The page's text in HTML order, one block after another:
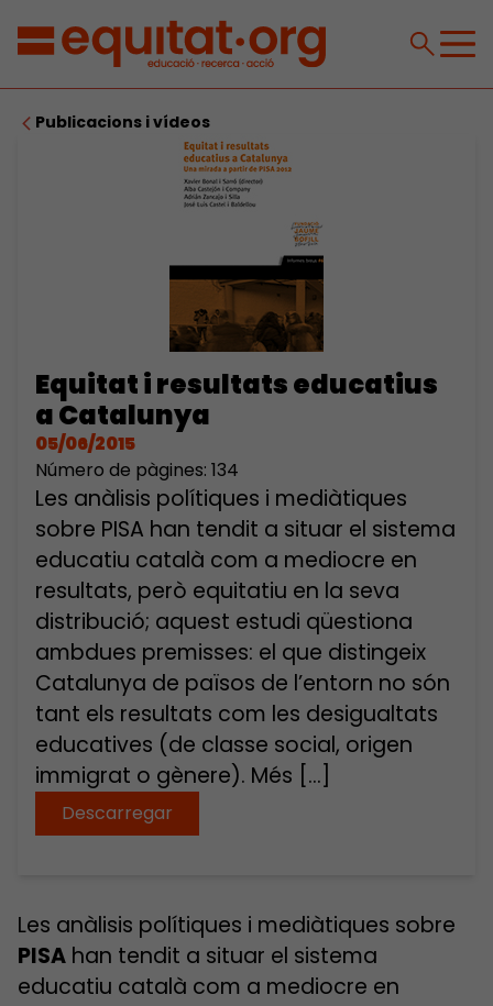
Publicacions i vídeos
Equitat i resultats educatius
a Catalunya
05/06/2015
Número de pàgines: 134
Les anàlisis polítiques i mediàtiques
sobre PISA han tendit a situar el sistema
educatiu català com a mediocre en
resultats, però equitatiu en la seva
distribució; aquest estudi qüestiona
ambdues premisses: el que distingeix
Catalunya de països de l’entorn no són
tant els resultats com les desigualtats
educatives (de classe social, origen
immigrat o gènere). Més […]
Descarregar
Les anàlisis polítiques i mediàtiques sobre
PISA han tendit a situar el sistema
educatiu català com a mediocre en